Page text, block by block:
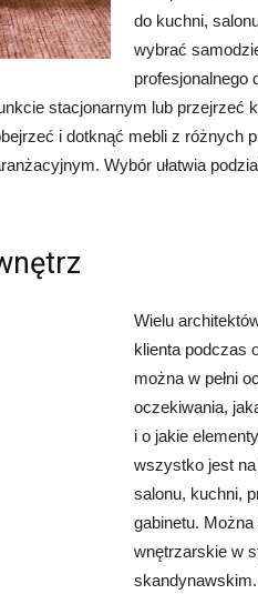
do kuchni,
wybrać
profesjonalnego
stacjonarnym lub przejrzeć
i dotknąć mebli z różnych
Wybór ułatwia
Wielu
klienta podczas
można w pełni
oczekiwania,
i o jakie
wszystko jest
salonu, kuchni,
gabinetu.
wnętrzarskie w
skandynawskim.